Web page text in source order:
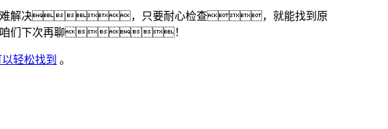
解决，只要耐心检查，就能找到原
下次再聊！
轻松找到 。